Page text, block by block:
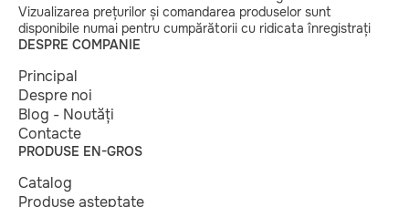
Vizualizarea prețurilor și comandarea produselor sunt
disponibile numai pentru cumpărătorii cu ridicata înregistrați
DESPRE COMPANIE
Principal
Despre noi
Blog - Noutăți
Contacte
PRODUSE EN-GROS
Catalog
Produse așteptate